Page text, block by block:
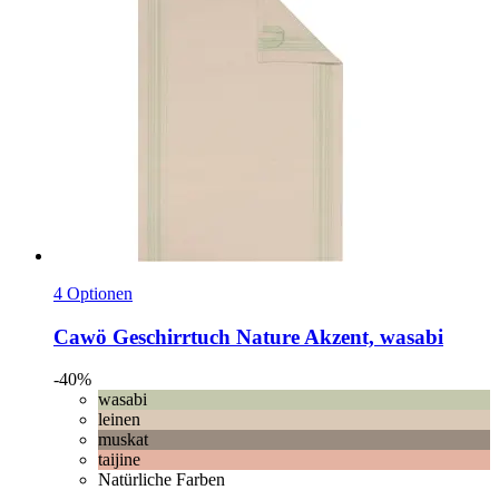
4 Optionen
Cawö Geschirrtuch Nature Akzent, wasabi
-40%
wasabi
leinen
muskat
taijine
Natürliche Farben